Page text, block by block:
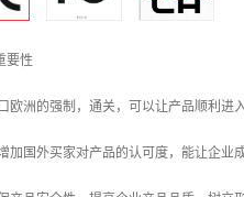
要性
欧洲的强制，通关，可以让产品顺利进
加国外买家对产品的认可度，能让企业